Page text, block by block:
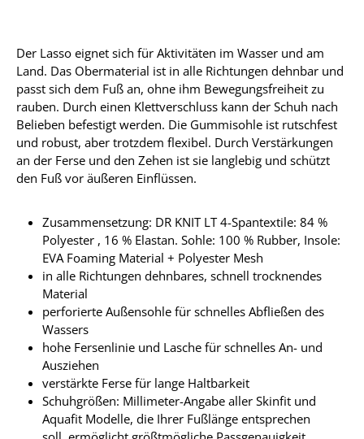
Der Lasso eignet sich für Aktivitäten im Wasser und am
Land. Das Obermaterial ist in alle Richtungen dehnbar und
passt sich dem Fuß an, ohne ihm Bewegungsfreiheit zu
rauben. Durch einen Klettverschluss kann der Schuh nach
Belieben befestigt werden. Die Gummisohle ist rutschfest
und robust, aber trotzdem flexibel. Durch Verstärkungen
an der Ferse und den Zehen ist sie langlebig und schützt
den Fuß vor äußeren Einflüssen.
Zusammensetzung: DR KNIT LT 4-Spantextile: 84 %
Polyester , 16 % Elastan. Sohle: 100 % Rubber, Insole:
EVA Foaming Material + Polyester Mesh
in alle Richtungen dehnbares, schnell trocknendes
Material
perforierte Außensohle für schnelles Abfließen des
Wassers
hohe Fersenlinie und Lasche für schnelles An- und
Ausziehen
verstärkte Ferse für lange Haltbarkeit
Schuhgrößen: Millimeter-Angabe aller Skinfit und
Aquafit Modelle, die Ihrer Fußlänge entsprechen